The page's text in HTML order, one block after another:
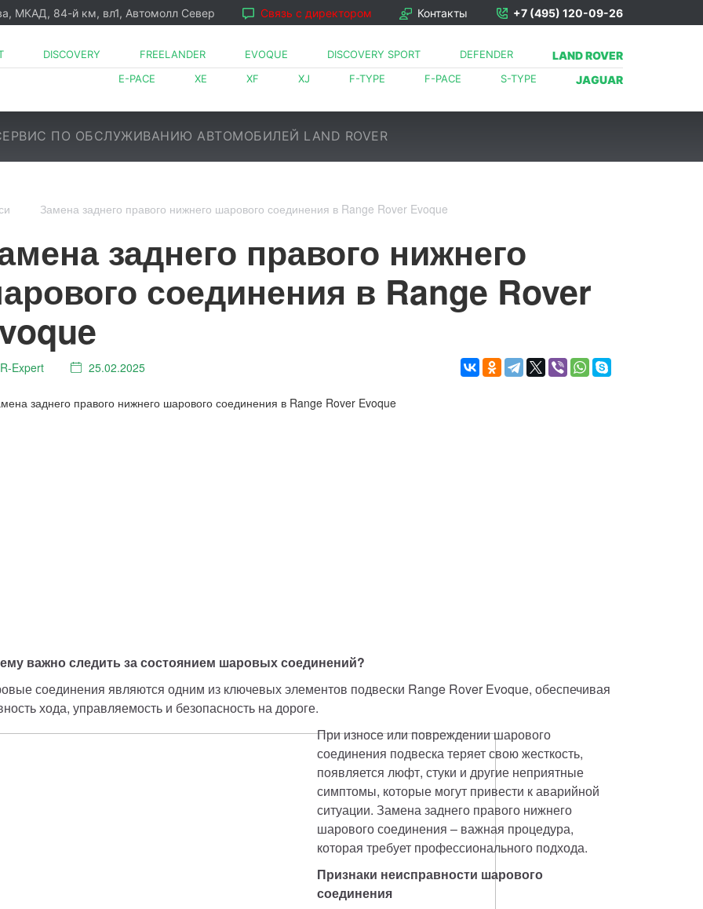
+7 (495) 120-09-26
Контакты
Связь с директором
МКАД, 84-й км, вл1, Автомолл Север
LAND ROVER
DEFENDER
DISCOVERY SPORT
EVOQUE
FREELANDER
DISCOVERY
JAGUAR
S-TYPE
F-PACE
F-TYPE
XJ
XF
XE
E-PACE
ПО ОБСЛУЖИВАНИЮ АВТОМОБИЛЕЙ LAND ROVER
Замена заднего правого нижнего шарового соединения в Range Rover Evoque
LR⁠-⁠Expert 25.02.2025
важно следить за состоянием шаровых соединений?
соединения являются одним из ключевых элементов подвески Range Rover Evoque, обеспечивая
хода, управляемость и безопасность на дороге.
При износе или повреждении шарового
соединения подвеска теряет свою жесткость,
появляется люфт, стуки и другие неприятные
симптомы, которые могут привести к аварийной
ситуации. Замена заднего правого нижнего
шарового соединения – важная процедура,
которая требует профессионального подхода.
Признаки неисправности шарового
соединения